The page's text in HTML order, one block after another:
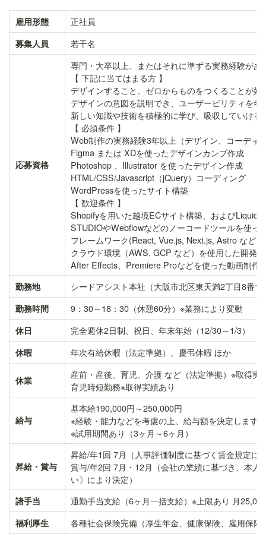
雇用形態 正社員
募集人員 若干名
応募資格
専門・大卒以上、またはそれに準ずる実務経験があ
【 下記に当てはまる方 】
デザインすること、ゼロからものをつくることが好
デザインの意図を説明でき、ユーザービリティを
新しい知識や技術を積極的に学び、吸収していける
【 必須条件 】
Web制作の実務経験3年以上（デザイン、コーディ
Figma または XDを使ったデザインカンプ作成
Photoshop 、Illustrator を使ったデザイン作成
HTML/CSS/Javascript（jQuery）コーディング
WordPressを使ったサイト構築
【 歓迎条件 】
Shopifyを用いた越境ECサイト構築、およびLiquid
STUDIOやWebflowなどのノーコードツールを使っ
フレームワーク(React, Vue.js, Next.js, Astro など)
クラウド環境（AWS, GCP など）を使用した開発
After Effects、Premiere Proなどを使った動画制作
勤務地 シードアシスト本社（大阪市北区東天満2丁目8番1
勤務時間 9：30～18：30（休憩60分）※業務により変動
休日 完全週休2日制、祝日、年末年始（12/30～1/3）
休暇 年次有給休暇（法定準拠）、慶弔休暇 ほか
休業
産前・産後、育児、介護 など（法定準拠）※取得実
育児時短勤務※取得実績あり
給与
基本給190,000円～250,000円
※経験・能力などを考慮の上、給与額を決定します。
※試用期間あり（3ヶ月～6ヶ月）
昇給・賞与
昇給/年1回 7月（人事評価制度に基づく賃金規定に
賞与/年2回 7月・12月（会社の業績に基づき、本
い〕により決定）
諸手当 通勤手当支給（6ヶ月一括支給）※上限あり 月
福利厚生 各種社会保険完備（厚生年金、健康保険、雇用保